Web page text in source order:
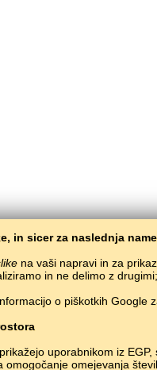
in sicer za naslednja
na vaši napravi in za
in ne delimo z drugimi;
o piškotkih Google
uporabnikom iz EGP,
omejevanja
BaltoSlav/ Besede in slike/
© 2015–2025 BALTOSLAV.